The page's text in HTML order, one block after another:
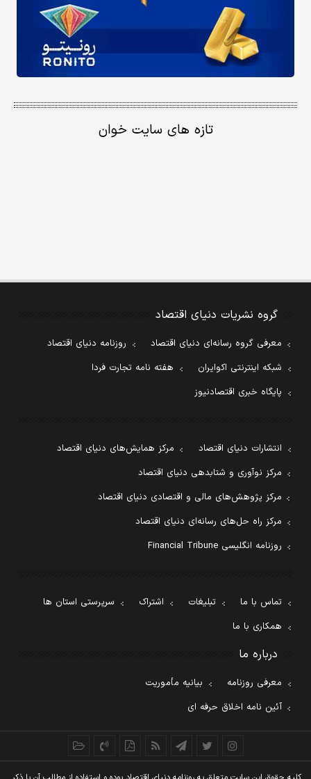
تازه های سایت خوان
گروه نشریات دنیای اقتصاد
معرفی گروه رسانه‌ای دنیای اقتصاد
روزنامه دنیای اقتصاد
شبکه اینترنتی اکوایران
هفته نامه تجارت فردا
پایگاه خبری اقتصادنیوز
انتشارات دنیای اقتصاد
مرکز همایش‌های دنیای اقتصاد
مرکز نوآوری و شتابدهی دنیای اقتصاد
مرکز پژوهش‌های مالی و اقتصادی دنیای اقتصاد
مرکز راه حل‌های رسانه‌ای دنیای اقتصاد
روزنامه انگلیسی Financial Tribune
تماس با ما تبلیغات اشتراک
سرپرستی استان ها
همکاری با ما
درباره ما
معرفی روزنامه
بیانیه مأموریت
آئین نامه اخلاق حرفه ای